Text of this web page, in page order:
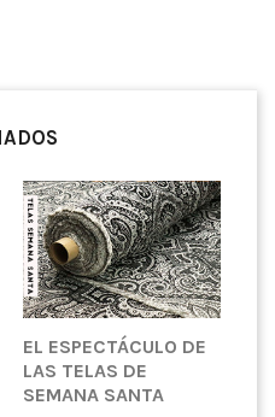
EL ESPECTÁCULO DE
LAS TELAS DE
SEMANA SANTA